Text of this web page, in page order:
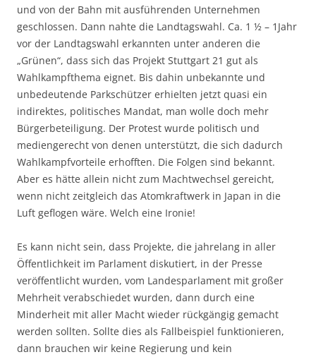
und von der Bahn mit ausführenden Unternehmen
geschlossen. Dann nahte die Landtagswahl. Ca. 1 ½ – 1Jahr
vor der Landtagswahl erkannten unter anderen die
„Grünen“, dass sich das Projekt Stuttgart 21 gut als
Wahlkampfthema eignet. Bis dahin unbekannte und
unbedeutende Parkschützer erhielten jetzt quasi ein
indirektes, politisches Mandat, man wolle doch mehr
Bürgerbeteiligung. Der Protest wurde politisch und
mediengerecht von denen unterstützt, die sich dadurch
Wahlkampfvorteile erhofften. Die Folgen sind bekannt.
Aber es hätte allein nicht zum Machtwechsel gereicht,
wenn nicht zeitgleich das Atomkraftwerk in Japan in die
Luft geflogen wäre. Welch eine Ironie!
Es kann nicht sein, dass Projekte, die jahrelang in aller
Öffentlichkeit im Parlament diskutiert, in der Presse
veröffentlicht wurden, vom Landesparlament mit großer
Mehrheit verabschiedet wurden, dann durch eine
Minderheit mit aller Macht wieder rückgängig gemacht
werden sollten. Sollte dies als Fallbeispiel funktionieren,
dann brauchen wir keine Regierung und kein